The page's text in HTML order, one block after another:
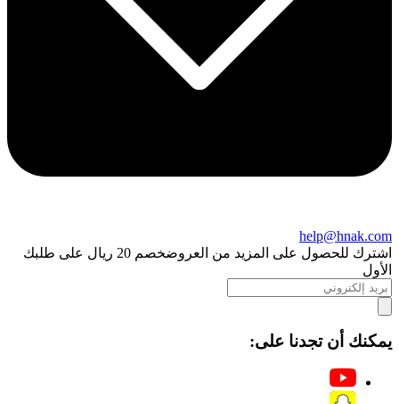
help@hnak.com
اشترك للحصول على المزيد من العروض
خصم 20 ريال على طلبك
الأول
يمكنك أن تجدنا على: